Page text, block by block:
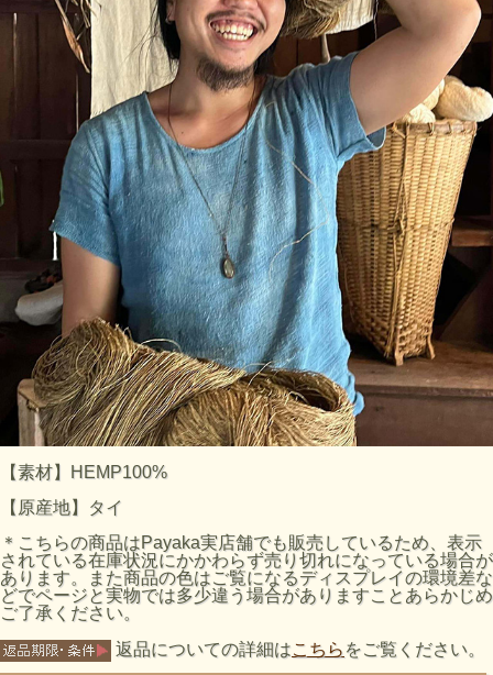
【素材】HEMP100%
【原産地】タイ
＊こちらの商品はPayaka実店舗でも販売しているため、表示
されている在庫状況にかかわらず売り切れになっている場合が
あります。また商品の色はご覧になるディスプレイの環境差な
どでページと実物では多少違う場合がありますことあらかじめ
ご了承ください。
返品についての詳細はこちら をご覧ください。